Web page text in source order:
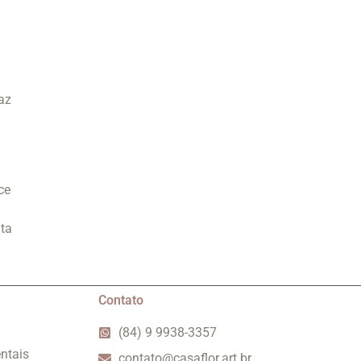
Contato
(84) 9 9938-3357